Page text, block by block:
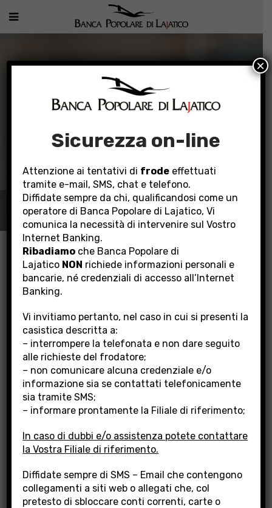
PRODOTTI PER AZIENDE
Home Prodotti per aziende
ESTERO
Banca Popolare di Lajatico supporta le
imprese ed i liberi professionisti che operano
nei mercati europei ed internazionali,
attraverso l’utilizzo di prodotti e servizi
specializzati.
Sicurezza on-line
Attenzione ai tentativi di frode effettuati
tramite e-mail, SMS, chat e telefono.
Diffidate sempre da chi, qualificandosi come un
operatore di Banca Popolare di Lajatico, Vi
comunica la necessità di intervenire sul Vostro
Internet Banking.
Ribadiamo che Banca Popolare di
Lajatico NON richiede informazioni personali e
bancarie, né credenziali di accesso all’Internet
Banking.
Vi invitiamo pertanto, nel caso in cui si presenti la
casistica descritta a:
– interrompere la telefonata e non dare seguito
alle richieste del frodatore;
– non comunicare alcuna credenziale e/o
informazione sia se contattati telefonicamente
sia tramite SMS;
– informare prontamente la Filiale di riferimento;
In caso di dubbi e/o assistenza potete contattare
la Vostra Filiale di riferimento.
Diffidate sempre di SMS – Email che contengono
collegamenti a siti web o allegati che, col
pretesto di sbloccare conti correnti, carte o
×